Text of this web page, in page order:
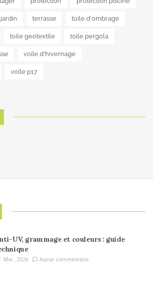
terrasse toile d'ombrage
toile geotextile toile pergola
voile d'hivernage
voile p17
UV, grammage et couleurs : guide
Mai , 2026 Aucun commentaire